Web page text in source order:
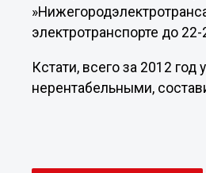
электротранспорте до
Кстати, всего за 2012
нерентабельными,